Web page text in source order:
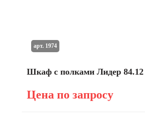
Шкаф с полками Лидер 84.12
Цена по запросу
арт. 1974